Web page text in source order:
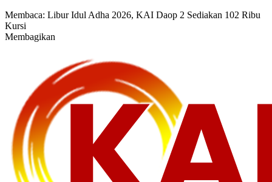
Membaca: Libur Idul Adha 2026, KAI Daop 2 Sediakan 102 Ribu
Kursi
Membagikan